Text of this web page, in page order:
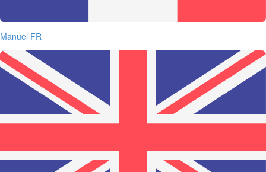
Manuel FR